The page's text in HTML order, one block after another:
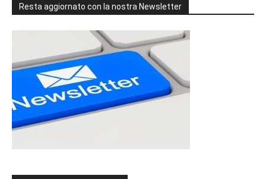
Resta aggiornato con la nostra Newsletter